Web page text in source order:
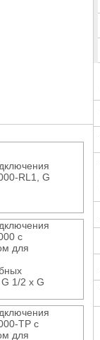
RL1, G
с
для
1/2 x G
ТР с
для